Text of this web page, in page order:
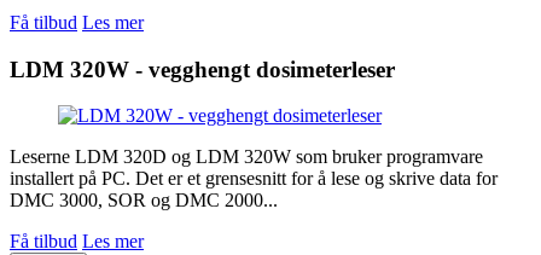
Få tilbud Les mer
LDM 320W - vegghengt dosimeterleser
Leserne LDM 320D og LDM 320W som bruker programvare
installert på PC. Det er et grensesnitt for å lese og skrive data for
DMC 3000, SOR og DMC 2000...
Få tilbud Les mer